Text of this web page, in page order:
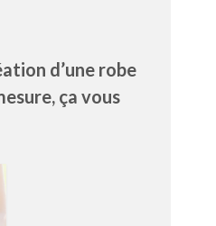
d’une robe
ça vous